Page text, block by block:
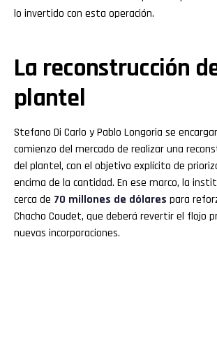
lo invertido con esta operación.
La reconstrucción
plantel
Stefano Di Carlo y Pablo Longoria se
comienzo del mercado de realizar una
del plantel, con el objetivo explícito de
encima de la cantidad. En ese marco, la
cerca de 70 millones de dólares para
Chacho Coudet, que deberá revertir el flojo
nuevas incorporaciones.